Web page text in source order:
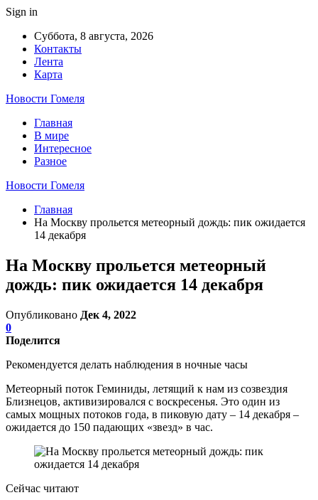
Sign in
Суббота, 8 августа, 2026
Контакты
Лента
Карта
Новости Гомеля
Главная
В мире
Интересное
Разное
Новости Гомеля
Главная
На Москву прольется метеорный дождь: пик ожидается
14 декабря
На Москву прольется метеорный
дождь: пик ожидается 14 декабря
Опубликовано Дек 4, 2022
0
Поделится
Рекомендуется делать наблюдения в ночные часы
Метеорный поток Геминиды, летящий к нам из созвездия
Близнецов, активизировался с воскресенья. Это один из
самых мощных потоков года, в пиковую дату – 14 декабря –
ожидается до 150 падающих «звезд» в час.
Сейчас читают